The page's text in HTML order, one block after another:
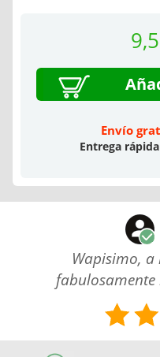
Envío
Entrega rápida
Wapisimo,